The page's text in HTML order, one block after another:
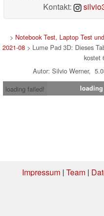
Kontakt:
> Notebook Test, Laptop Test
2021-08> Lume Pad 3D: Dieses
kostet
Autor: Silvio Werner,
loading failed!
Impressum| Team|